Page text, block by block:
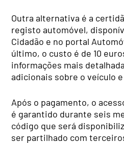
Outra alternativa é a
registo automóvel,
Cidadão e no portal
último, o custo é de 10
informações mais
adicionais sobre o veículo
Após o pagamento, o
é garantido durante seis
código que será
ser partilhado com